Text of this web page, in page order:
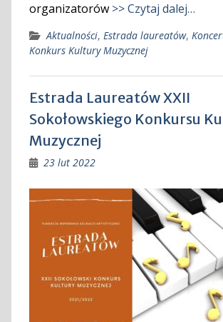
organizatorów >> Czytaj dalej…
Aktualności, Estrada laureatów,
Konkurs Kultury Muzycznej
Estrada Laureatów XXII
Sokołowskiego Konkursu
Muzycznej
23 lut 2022